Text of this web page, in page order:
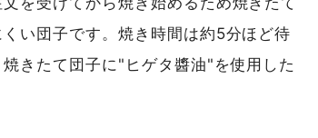
い団子です。焼き時間は約5分ほど待
きたて団子に"ヒゲタ醬油"を使用した